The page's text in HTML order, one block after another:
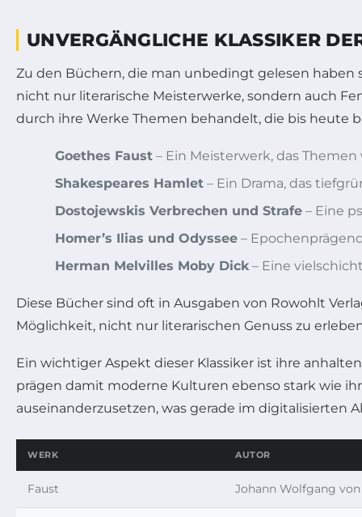
UNVERGÄNGLICHE KLASSIKER
Zu den Büchern, die man unbedingt gelesen haben
nicht nur literarische Meisterwerke, sondern auch
durch ihre Werke Themen behandelt, die bis heute
Goethes Faust – Ein Meisterwerk, das
Shakespeares Hamlet – Ein Drama, das
Dostojewskis Verbrechen und Strafe – Eine
Homer’s Ilias und Odyssee –
Herman Melvilles Moby Dick– Eine
Diese Bücher sind oft in Ausgaben von Rowohlt
Möglichkeit, nicht nur literarischen Genuss zu
Ein wichtiger Aspekt dieser Klassiker ist ihre
prägen damit moderne Kulturen ebenso stark wie
auseinanderzusetzen, was gerade im digitalisierten
WERK AUTOR
Faust Johann Wolfgang